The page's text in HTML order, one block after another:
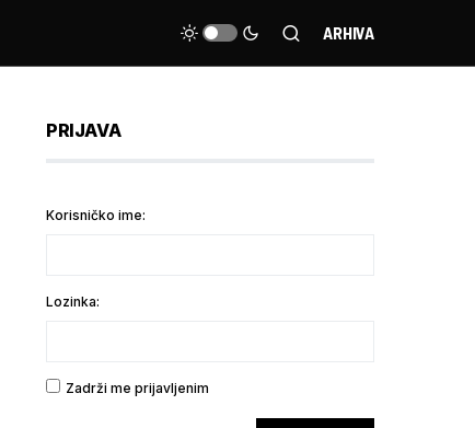
ARHIVA
PRIJAVA
Korisničko ime:
Lozinka:
Zadrži me prijavljenim